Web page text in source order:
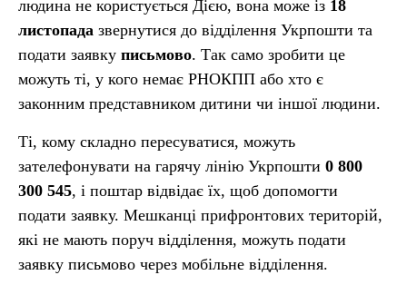
людина не користується Дією, вона може із 18
листопада звернутися до відділення Укрпошти та
подати заявку письмово. Так само зробити це
можуть ті, у кого немає РНОКПП або хто є
законним представником дитини чи іншої людини.
Ті, кому складно пересуватися, можуть
зателефонувати на гарячу лінію Укрпошти 0 800
300 545, і поштар відвідає їх, щоб допомогти
подати заявку. Мешканці прифронтових територій,
які не мають поруч відділення, можуть подати
заявку письмово через мобільне відділення.